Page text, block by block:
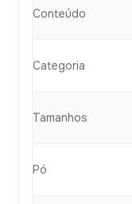
Conteúdo
Categoria
Tamanhos
Pó